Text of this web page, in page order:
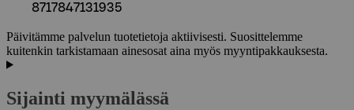
8717847131935
Päivitämme palvelun tuotetietoja aktiivisesti. Suosittelemme
kuitenkin tarkistamaan ainesosat aina myös myyntipakkauksesta.
Sijainti myymälässä